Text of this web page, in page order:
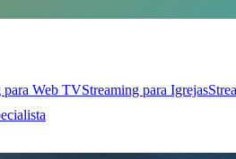
para Web TVStreaming para Igrejas